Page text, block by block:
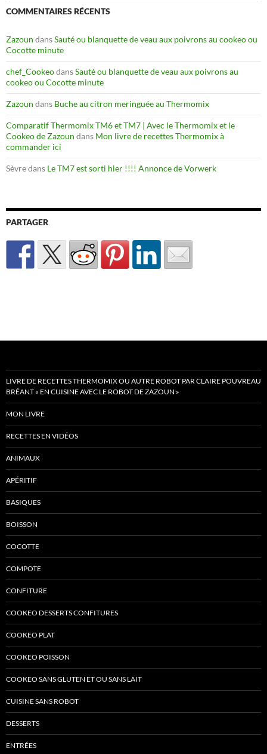
COMMENTAIRES RÉCENTS
Zazoun dansSauté ou blanquette de veau aux poivrons au cookeo ou
Cocotte minute
chef_CookeodansSauté ou blanquette de veau aux poivrons au
cookeo ou Cocotte minute
Zazoun dans Buche au citron meringuée au Thermomix
Comparatif Thermomix TM6 et TM7 | Avec le Thermomix et le
Cookeo de Zazoun dans Mon livre de recettes Thermomix à
commander ici
Sèvredans Le TM7 est sorti hier !!!! Annonce de Vorwerk
PARTAGER
LIVRE DE RECETTES THERMOMIX OU AUTRE ROBOT PAR CLAIRE POUVREAU
BRÉANT « EN CUISINE AVEC LE ROBOT DE ZAZOUN »
MON LIVRE
RECETTES EN VIDÉOS
ANIMAUX
APÉRITIF
BASIQUES
BOISSON
COCOTTE
COMPOTE
CONFITURE
COOKEO DESSERTS CONFITURES
COOKEO PLAT
COOKEO POISSON
COOKEO SANS GLUTEN ET OU SANS LAIT
CUISINE SANS ROBOT
DESSERTS
ENTRÉES